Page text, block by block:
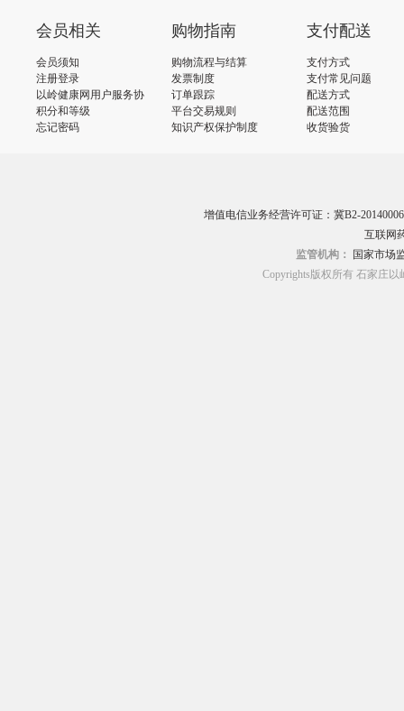
会员相关
会员须知
注册登录
以岭健康网用户服务协
议
积分和等级
忘记密码
购物指南
购物流程与结算
发票制度
订单跟踪
平台交易规则
知识产权保护制度
支付配送
支付方式
支付常见问题
配送方式
配送范围
收货验货
增值电信业务经营许可证：冀B2-20140006
互联网
监管机构：
国家市场
Copyrights版权所有 石家庄